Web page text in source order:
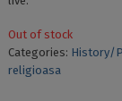
Out of stock
Categories: History/
religioasa